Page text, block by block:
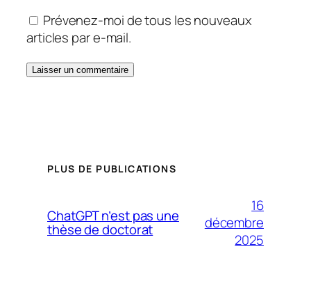
Prévenez-moi de tous les nouveaux
articles par e-mail.
PLUS DE PUBLICATIONS
ChatGPT n’est pas une
thèse de doctorat
16
décembre
2025